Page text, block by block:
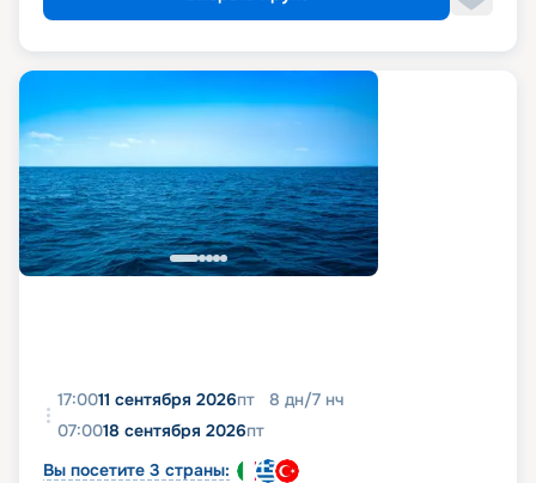
17:0011 сентября 2026пт 8 дн/7 нч
07:0018 сентября 2026пт
Вы посетите 3 страны: